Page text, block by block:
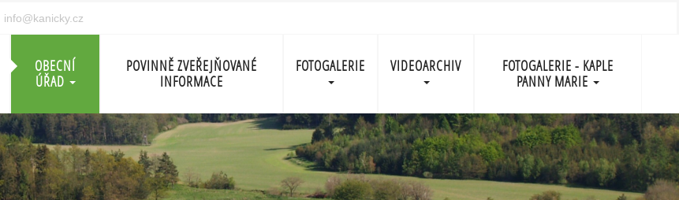
info@kanicky.cz
OBECNÍ
ÚŘAD
POVINNĚ ZVEŘEJŇOVANÉ
INFORMACE
FOTOGALERIE VIDEOARCHIV
FOTOGALERIE - KAPLE
PANNY MARIE